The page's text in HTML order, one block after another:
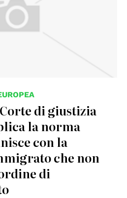
di giustizia
la norma
con la
che non
di